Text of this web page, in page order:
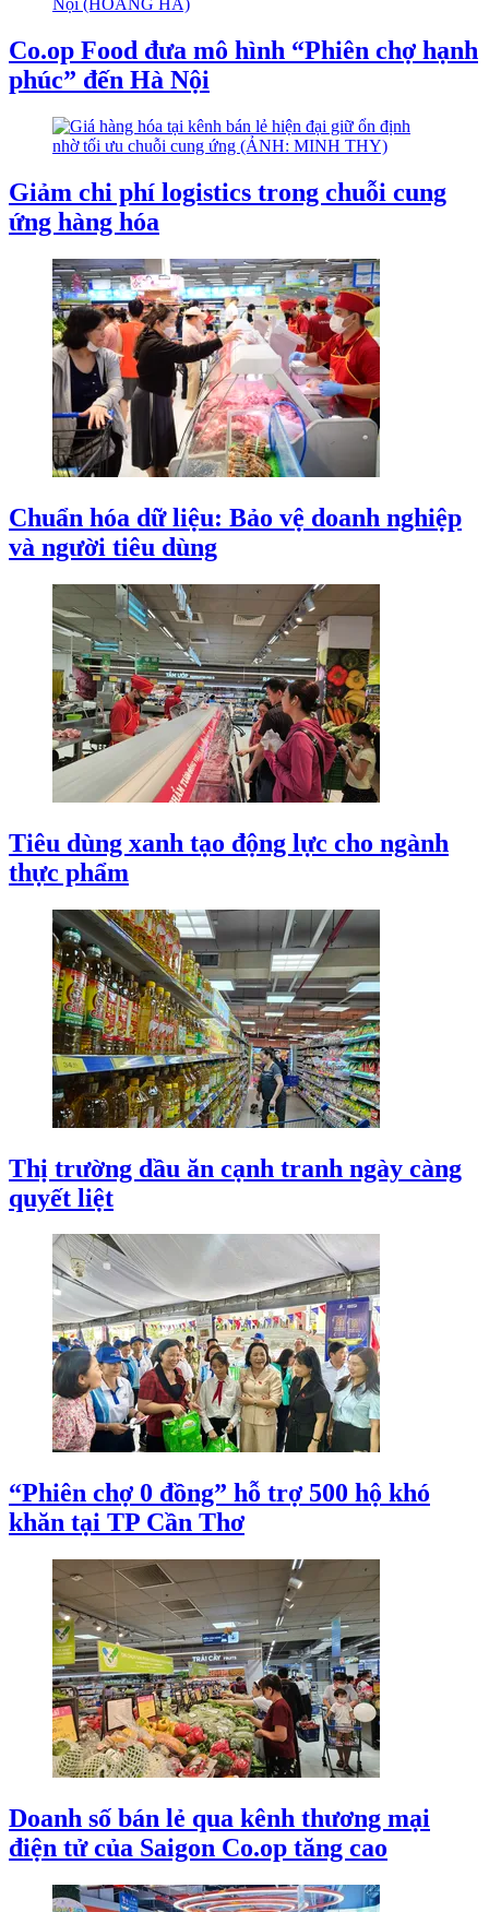
Co.op Food đưa mô hình “Phiên chợ hạnh
phúc” đến Hà Nội
Giảm chi phí logistics trong chuỗi cung
ứng hàng hóa
Chuẩn hóa dữ liệu: Bảo vệ doanh nghiệp
và người tiêu dùng
Tiêu dùng xanh tạo động lực cho ngành
thực phẩm
Thị trường dầu ăn cạnh tranh ngày càng
quyết liệt
“Phiên chợ 0 đồng” hỗ trợ 500 hộ khó
khăn tại TP Cần Thơ
Doanh số bán lẻ qua kênh thương mại
điện tử của Saigon Co.op tăng cao